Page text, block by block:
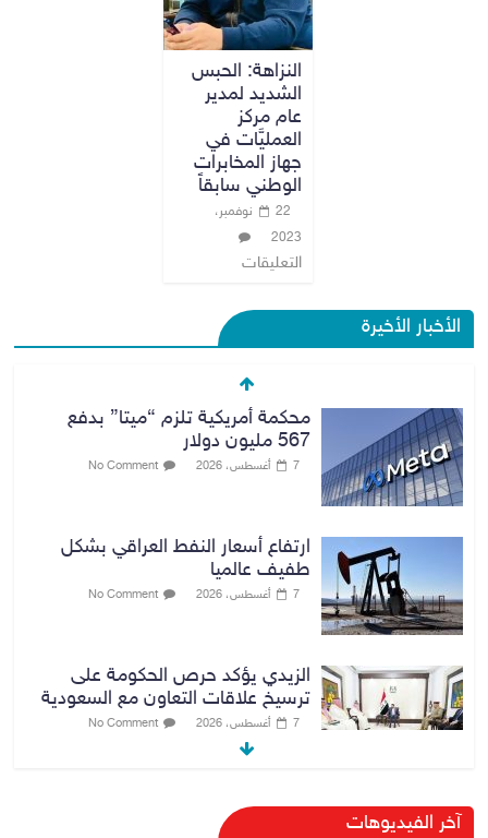
النزاهة: الحبس
الشديد لمدير
عام مركز
العمليَّات في
جهاز المخابرات
الوطني سابقاً
22 نوفمبر،
2023
التعليقات
الأخبار الأخيرة
محكمة أمريكية تلزم “ميتا” بدفع
567 مليون دولار
7 أغسطس، 2026 No Comment
ارتفاع أسعار النفط العراقي بشكل
طفيف عالميا
7 أغسطس، 2026 No Comment
الزيدي يؤكد حرص الحكومة على
ترسيخ علاقات التعاون مع السعودية
7 أغسطس، 2026 No Comment
وزارة الداخلية: الحدود العراقية تشهد
مستوى عالياً من الأمن والاستقرار
آخر الفيديوهات